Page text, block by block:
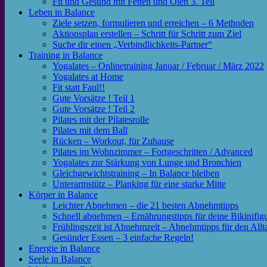
Leben in Balance
Ziele setzen, formulieren und erreichen – 6 Methoden
Aktionsplan erstellen – Schritt für Schritt zum Ziel
Suche dir einen „Verbindlichkeits-Partner“
Training in Balance
Yogalates – Onlinetraining Januar / Februar / März 2022
Yogalates at Home
Fit statt Faul!!
Gute Vorsätze ! Teil 1
Gute Vorsätze ! Teil 2
Pilates mit der Pilatesrolle
Pilates mit dem Ball
Rücken – Workout, für Zuhause
Pilates im Wohnzimmer – Fortgeschritten / Advanced
Yogalates zur Stärkung von Lunge und Bronchien
Gleichgewichtstraining – In Balance bleiben
Unterarmstütz – Planking für eine starke Mitte
Körper in Balance
Leichter Abnehmen – die 21 besten Abnehmtipps
Schnell abnehmen – Ernährungstipps für deine
Frühlingszeit ist Abnehmzeit – Abnehmtipps für den
Gesünder Essen – 3 einfache Regeln!
Energie in Balance
Seele in Balance